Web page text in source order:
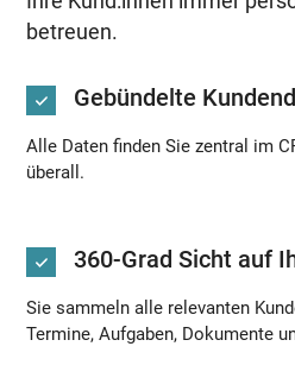
betreuen.
Gebündelte
Alle Daten finden Sie zentral im
überall.
360-Grad Sicht auf
Sie sammeln alle relevanten
Termine, Aufgaben, Dokumente